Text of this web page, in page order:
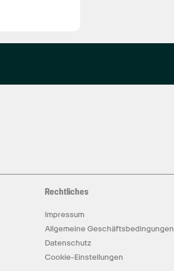
Rechtliches
Impressum
Allgemeine Geschäftsbedingungen
Datenschutz
Cookie-Einstellungen